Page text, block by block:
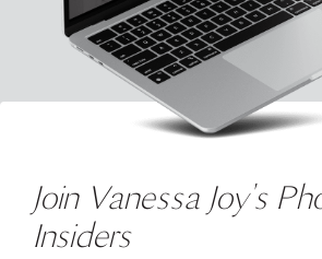
Join Vanessa Joy's
Insiders